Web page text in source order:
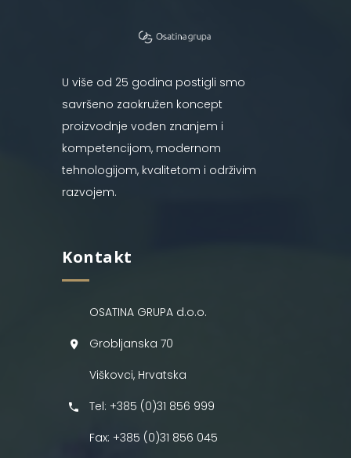
U više od 25 godina postigli smo
savršeno zaokružen koncept
proizvodnje vođen znanjem i
kompetencijom, modernom
tehnologijom, kvalitetom i održivim
razvojem.
Kontakt
OSATINA GRUPA d.o.o.
Grobljanska 70
Viškovci, Hrvatska
Tel: +385 (0)31 856 999
Fax: +385 (0)31 856 045